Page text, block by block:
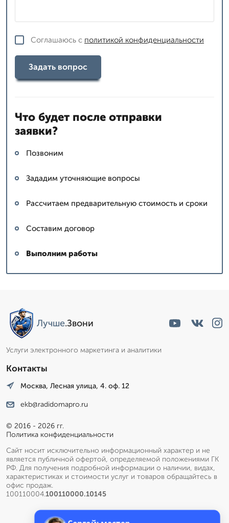
Соглашаюсь с политикой конфиденциальности
Задать вопрос
Что будет после отправки
заявки?
Позвоним
Зададим уточняющие вопросы
Рассчитаем предварительную стоимость и сроки
Составим договор
Выполним работы
Лучше.Звони
Услуги электронного маркетинга и аналитики
Контакты
Москва, Лесная улица, 4. оф. 12
ekb@radidomapro.ru
© 2016 - 2026 гг.
Политика конфиденциальности
Сайт носит исключительно информационный характер и не
является публичной офертой, определяемой положениями ГК
РФ. Для получения подробной информации о наличии, видах,
характеристиках и стоимости услуг и товаров обращайтесь в
офис продаж.
100110004.100110000.10145